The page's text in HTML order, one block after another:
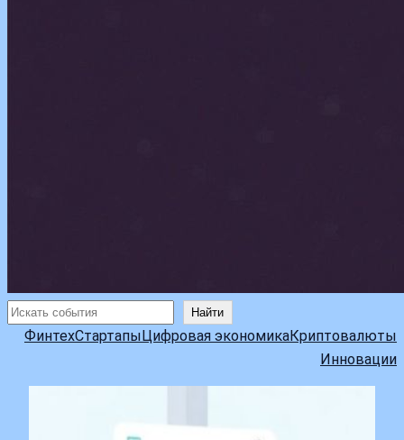
Поиск Найти
ФинтехСтартапыЦифровая экономикаКриптовалюты
Инновации